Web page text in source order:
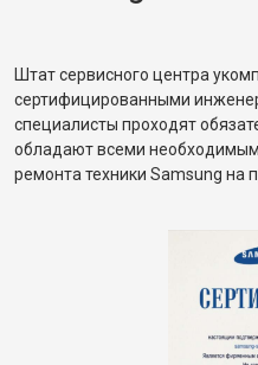
Штат сервисного центра
сертифицированными
специалисты проходят
обладают всеми
ремонта техники Samsung на